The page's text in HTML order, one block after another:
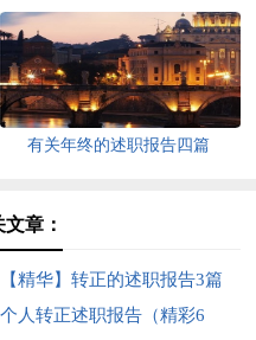
有关年终的述职报告四篇
章：
【精华】转正的述职报告3篇
个人转正述职报告（精彩6